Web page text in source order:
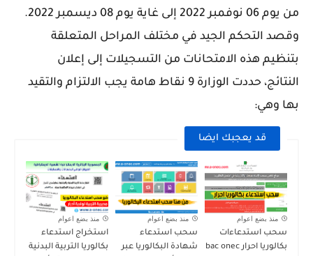
من يوم 06 نوفمبر 2022 إلى غاية يوم 08 ديسمبر 2022.
وقصد التحكم الجيد في مختلف المراحل المتعلقة
بتنظيم هذه الامتحانات من التسجيلات إلى إعلان
النتائج، حددت الوزارة 9 نقاط هامة
يجب الالتزام والتقيد
بها وهي:
قد يعجبك ايضا
منذ بضع اعوام
سحب استدعاءات
بكالوريا احرار bac onec
منذ بضع اعوام
سحب استدعاء
شهادة البكالوريا عبر
منذ بضع اعوام
استخراج استدعاء
بكالوريا التربية البدنية